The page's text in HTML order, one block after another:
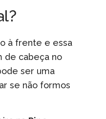
à frente e essa
de cabeça no
ser uma
se não formos